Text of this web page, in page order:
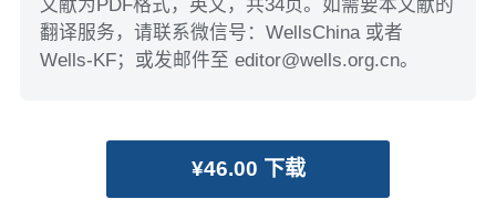
文献为PDF格式，英文，共34页。如需要本文献的
翻译服务，请联系微信号：WellsChina 或者
Wells-KF；或发邮件至 editor@wells.org.cn。
¥46.00 下载